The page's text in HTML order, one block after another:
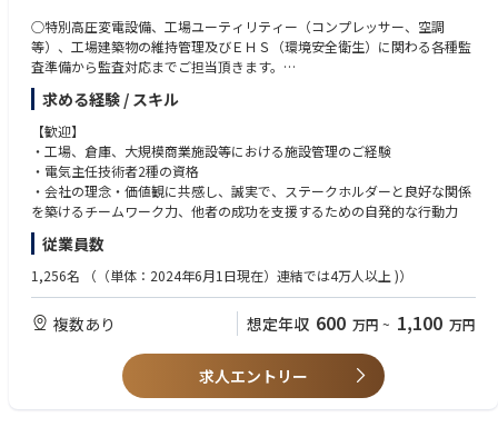
○特別高圧変電設備、工場ユーティリティー（コンプレッサー、空調
等）、工場建築物の維持管理及びＥＨＳ（環境安全衛生）に関わる各種監
査準備から監査対応までご担当頂きます。
・特別高圧変電設備の点検及び維持管理
・工場ユーティリティーの維持管理
・工場建築物の維持管理
・ＯＨＳＭＳ（ＩＳＯ４５００１）対応、
ＣＳＲ対応、ＩＳＯ１４００１対応
・エネルギー改善活動等
求める経験 / スキル
【歓迎】
・工場、倉庫、大規模商業施設等における施設管理のご経験
・電気主任技術者2種の資格
・会社の理念・価値観に共感し、誠実で、ステークホルダーと良好な関係
を築けるチームワーク力、他者の成功を支援するための自発的な行動力
従業員数
1,256名 （（単体：2024年6月1日現在）連結では4万人以上 )）
複数あり 想定年収 600 万円 ~ 1,100 万円
求人エントリー